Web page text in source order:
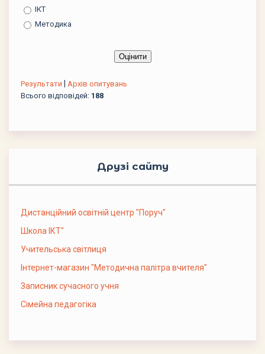
ІКТ
Методика
Результати
Архів опитувань
Всього відповідей: 188
Друзі сайту
Дистанційний освітній центр "Поруч"
Школа ІКТ"
Учительська світлиця
Інтернет-магазин "Методична палітра вчителя"
Записник сучасного учня
Сімейна педагогіка